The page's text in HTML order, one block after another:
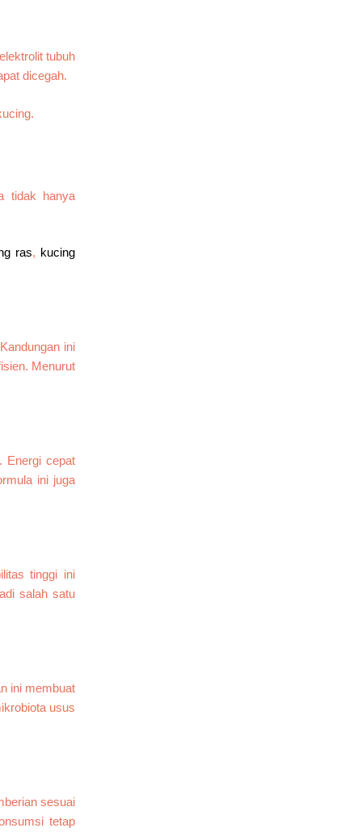
tubuh
dicegah.
tidak hanya
ras, kucing
ini
Menurut
Energi cepat
ini juga
tinggi ini
salah satu
ini membuat
usus
sesuai
tetap